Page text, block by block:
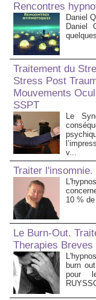
Rencontres
Daniel
Daniel
Traitement du
Stress Post
Mouvements
SSPT
Le
v...
Traiter
10 %
Le Burn-Out.
Therapies Breves
burn
pour